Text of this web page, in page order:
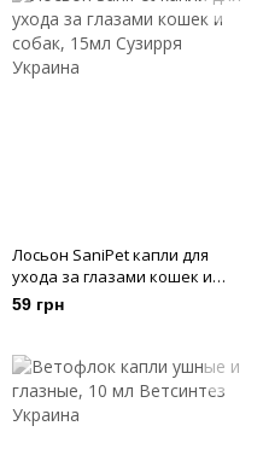
Лосьон SaniPet капли для
ухода за глазами кошек и
собак, 15мл
59 грн